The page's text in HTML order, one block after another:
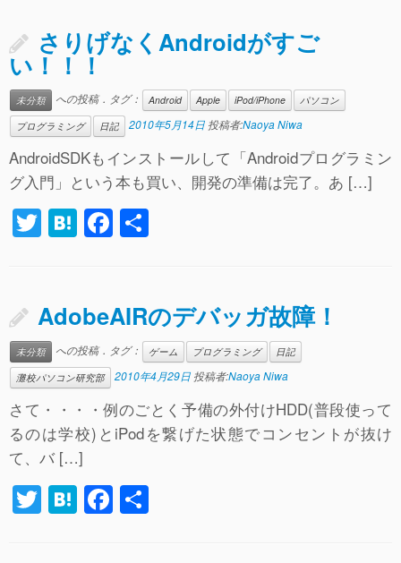
er n
a
e
b
o
o
k
さりげなくAndroidがすご
い！！！
未分類 への投稿．タグ： Android Apple iPod/iPhone
パソコン
プログラミング
日記 2010年5月14日 投稿者:Naoya Niwa
AndroidSDKもインストールして「Androidプログラミン
グ入門」という本も買い、開発の準備は完了。あ […]
T
er
H
n
a
F
e
b
o
o
k
AdobeAIRのデバッガ故障！
未分類 への投稿．タグ： ゲーム プログラミング
日記
灘校パソコン研究部
2010年4月29日 投稿者:Naoya Niwa
さて・・・・例のごとく予備の外付けHDD(普段使って
るのは学校)とiPodを繋げた状態でコンセントが抜け
て、バ […]
T
wi
H
at
F
a